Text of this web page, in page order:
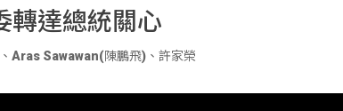
達總統關心
、 Aras Sawawan(陳鵬飛) 、 許家榮